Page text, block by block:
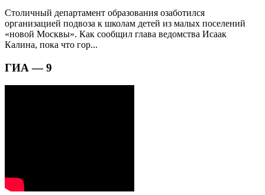
Столичный департамент образования озаботился
организацией подвоза к школам детей из малых поселений
«новой Москвы». Как сообщил глава ведомства Исаак
Калина, пока что гор...
ГИА — 9